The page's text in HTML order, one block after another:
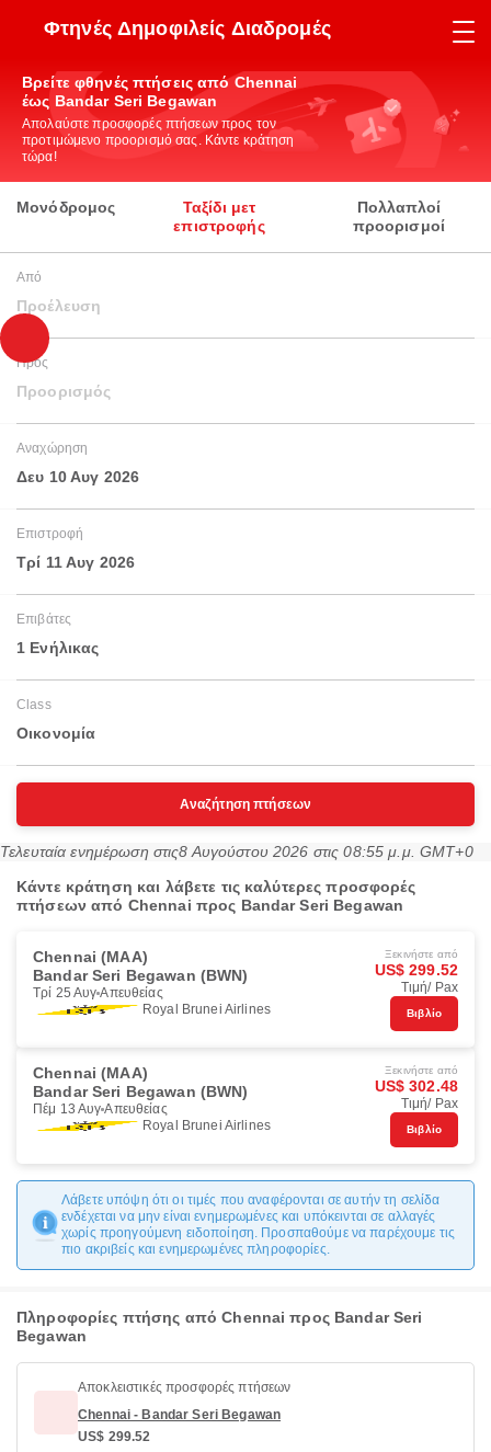
Φτηνές Δημοφιλείς Διαδρομές
Βρείτε φθηνές πτήσεις από Chennai
έως Bandar Seri Begawan
Απολαύστε προσφορές πτήσεων προς τον
προτιμώμενο προορισμό σας. Κάντε κράτηση
τώρα!
Μονόδρομος
Ταξίδι μετ
επιστροφής
Πολλαπλοί
προορισμοί
Από
Προέλευση
Προς
Προορισμός
Αναχώρηση
Δευ 10 Αυγ 2026
Επιστροφή
Τρί 11 Αυγ 2026
Επιβάτες
1 Ενήλικας
Class
Οικονομία
Αναζήτηση πτήσεων
Τελευταία ενημέρωση στις8 Αυγούστου 2026 στις 08:55 μ.μ. GMT+0
Κάντε κράτηση και λάβετε τις καλύτερες προσφορές
πτήσεων από Chennai προς Bandar Seri Begawan
Chennai (MAA)
Bandar Seri Begawan (BWN)
Τρί 25 Αυγ Απευθείας
Royal Brunei Airlines
Ξεκινήστε από
US$ 299.52
Τιμή/ Pax
Βιβλίο
Chennai (MAA)
Bandar Seri Begawan (BWN)
Πέμ 13 Αυγ Απευθείας
Royal Brunei Airlines
Ξεκινήστε από
US$ 302.48
Τιμή/ Pax
Βιβλίο
Λάβετε υπόψη ότι οι τιμές που αναφέρονται σε αυτήν τη σελίδα
ενδέχεται να μην είναι ενημερωμένες και υπόκεινται σε αλλαγές
χωρίς προηγούμενη ειδοποίηση. Προσπαθούμε να παρέχουμε τις
πιο ακριβείς και ενημερωμένες πληροφορίες.
Πληροφορίες πτήσης από Chennai προς Bandar Seri
Begawan
Αποκλειστικές προσφορές πτήσεων
Chennai - Bandar Seri Begawan
US$ 299.52